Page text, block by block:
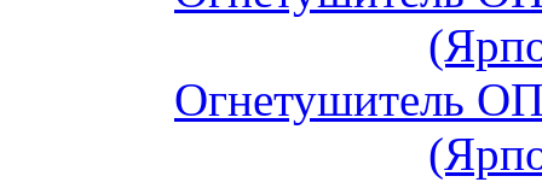
Огнетушитель